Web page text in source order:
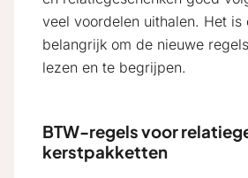
veel voordelen uithalen. Het is
belangrijk om de nieuwe
lezen en te begrijpen.
BTW-regels voor
kerstpakketten